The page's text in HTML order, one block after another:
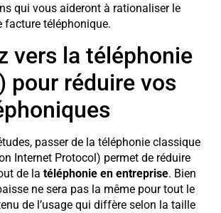
qui vous aideront à rationaliser le
facture téléphonique.
vers la téléphonie
pour réduire vos
passer de la téléphonie classique
Internet Protocol) permet de réduire
de la téléphonie en entreprise. Bien
ne sera pas la même pour tout le
de l’usage qui diffère selon la taille